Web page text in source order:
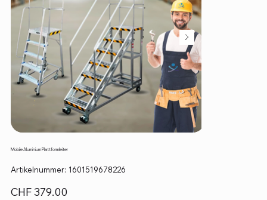
Mobile Aluminium Plattformleiter
Artikelnummer: Artikelnummer:
1601519678226
1601519678226
Preis
CHF 379.00